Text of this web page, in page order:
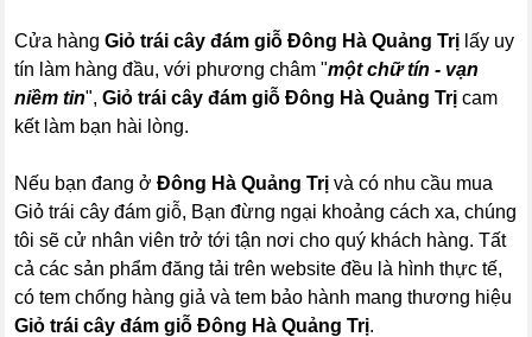
Cửa hàngGiỏ trái cây đám giỗ Đông Hà Quảng Trị lấy uy
tín làm hàng đầu, với phương châm "một chữ tín - vạn
niềm tin",Giỏ trái cây đám giỗ Đông Hà Quảng Trị cam
kết làm bạn hài lòng.
Nếu bạn đang ởĐông Hà Quảng Trị và có nhu cầu mua
Giỏ trái cây đám giỗ, Bạn đừng ngại khoảng cách xa, chúng
tôi sẽ cử nhân viên trở tới tận nơi cho quý khách hàng. Tất
cả các sản phẩm đăng tải trên website đều là hình thực tế,
có tem chống hàng giả và tem bảo hành mang thương hiệu
Giỏ trái cây đám giỗ Đông Hà Quảng Trị.